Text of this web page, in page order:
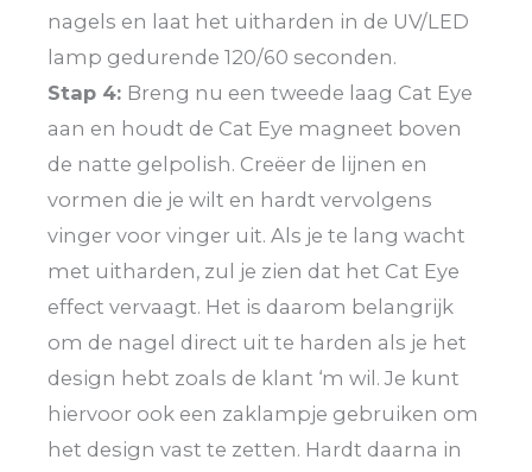
nagels en laat het uitharden in de UV/LED
lamp gedurende 120/60 seconden.
Stap 4: Breng nu een tweede laag Cat Eye
aan en houdt de Cat Eye magneet boven
de natte gelpolish. Creëer de lijnen en
vormen die je wilt en hardt vervolgens
vinger voor vinger uit. Als je te lang wacht
met uitharden, zul je zien dat het Cat Eye
effect vervaagt. Het is daarom belangrijk
om de nagel direct uit te harden als je het
design hebt zoals de klant ‘m wil. Je kunt
hiervoor ook een zaklampje gebruiken om
het design vast te zetten. Hardt daarna in